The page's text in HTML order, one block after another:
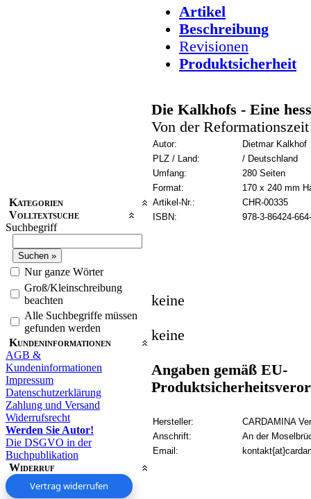
Kategorien
Volltextsuche
Suchbegriff
Nur ganze Wörter
Groß/Kleinschreibung
beachten
Alle Suchbegriffe müssen
gefunden werden
Kundeninformationen
AGB &
Kundeninformationen
Impressum
Datenschutzerklärung
Zahlung und Versand
Widerrufsrecht
Werden Sie Autor!
Die DSGVO in der
Buchpublikation
Widerruf
Vertrag widerrufen
Artikel
Beschreibung
Revisionen
Produktsicherheit
Die Kalkhofs - Eine
Von der
Autor:
Dietmar Kalkhof
PLZ / Land:
/ Deutschland
Umfang:
280 Seiten
Format:
170 x 240 mm
Artikel-Nr.:
CHR-00335
ISBN:
978-3-86424-
keine
keine
Angaben gemäß EU-
Hersteller:
CARDAMINA
Anschrift:
An der
Email: